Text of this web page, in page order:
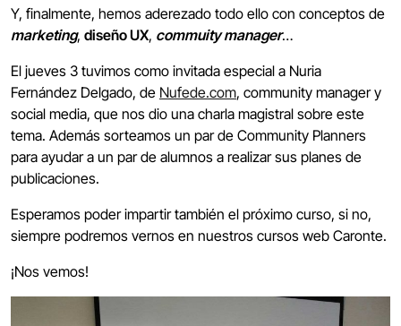
Y, finalmente, hemos aderezado todo ello con conceptos de
marketing, diseño UX, commuity manager…
El jueves 3 tuvimos como invitada especial a Nuria
Fernández Delgado, de Nufede.com, community manager y
social media, que nos dio una charla magistral sobre este
tema. Además sorteamos un par de Community Planners
para ayudar a un par de alumnos a realizar sus planes de
publicaciones.
Esperamos poder impartir también el próximo curso, si no,
siempre podremos vernos en nuestros cursos web Caronte.
¡Nos vemos!